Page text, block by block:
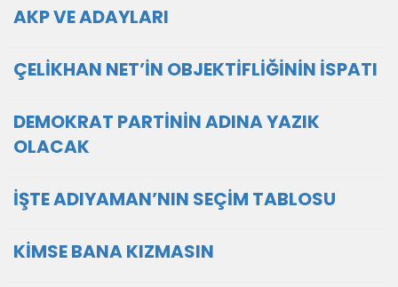
AKP VE ADAYLARI
ÇELİKHAN NET’İN OBJEKTİFLİĞİNİN İSPATI
DEMOKRAT PARTİNİN ADINA YAZIK
OLACAK
İŞTE ADIYAMAN’NIN SEÇİM TABLOSU
KİMSE BANA KIZMASIN